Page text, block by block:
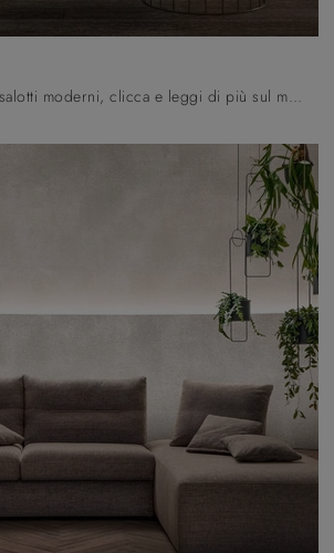
Se vuoi divani per salotti moderni, clicca e leggi di più sul modello Max in tessuto dell'azienda Samoa.